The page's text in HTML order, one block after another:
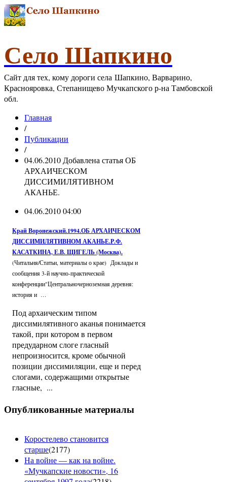
Село Шапкино
Сайт для тех, кому дороги села Шапкино, Варварино,
Краснояровка, Степанищево Мучкапского р-на Тамбовской
обл.
Главная
/
Публикации
/
04.06.2010 Добавлена статья ОБ
АРХАИЧЕСКОМ
ДИССИМИЛЯТИВНОМ
АКАНЬЕ.
04.06.2010 04:00
Край Воронежский.1994.ОБ АРХАИЧЕСКОМ
ДИССИМИЛЯТИВНОМ АКАНЬЕ.Р.Ф.
КАСАТКИНА, Е.В. ЩИГЕЛЬ (Москва).
(Читальня/Статьи, материалы о крае) Доклады и
сообщения 3-й научно-практической
конференции"Центральночерноземная деревня:
история и …
Под архаическим типом
диссимилятивного аканья понимается
такой, при котором в первом
предударном слоге гласный
непроизносится, кроме обычной
позиции диссимиляции, еще и перед
слогами, содержащими открытые
гласные, ...
Опубликованные материалы
Коростелево становится
старше(2177)
На войне — как на войне.
«Мучкапские новости», 16